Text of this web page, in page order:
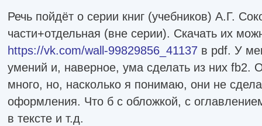
Речь пойдёт о серии книг (учебников) А.Г.
части+отдельная (вне серии). Скачать их
https://vk.com/wall-99829856_41137 в pdf. У
умений и, наверное, ума сделать из них fb2.
много, но, насколько я понимаю, они не
оформления. Что б с обложкой, с
в тексте и т.д.